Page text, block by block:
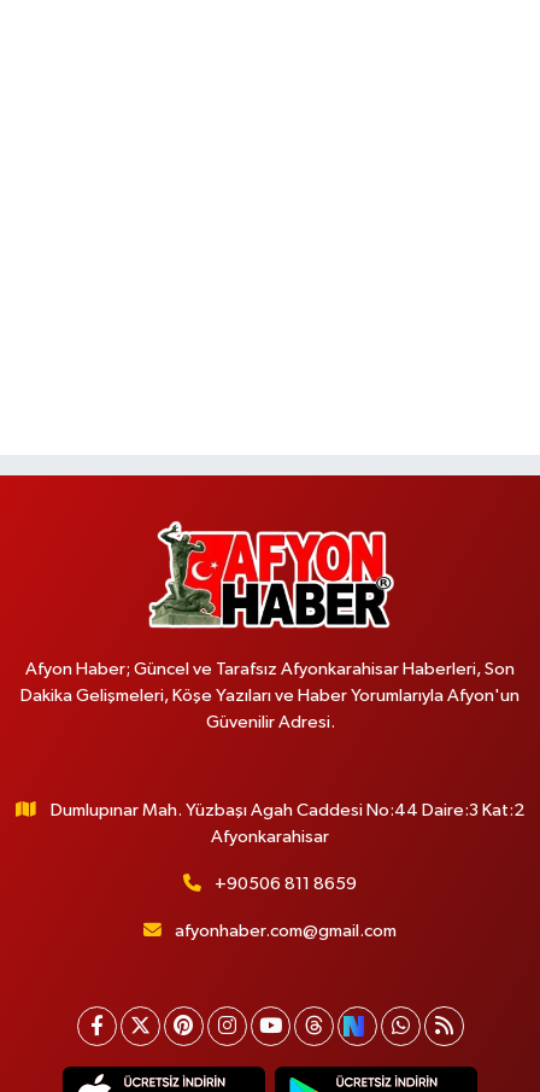
Afyon Haber; Güncel ve Tarafsız Afyonkarahisar Haberleri, Son
Dakika Gelişmeleri, Köşe Yazıları ve Haber Yorumlarıyla Afyon'un
Güvenilir Adresi.
Dumlupınar Mah. Yüzbaşı Agah Caddesi No:44 Daire:3 Kat:2
Afyonkarahisar
+90506 811 8659
afyonhaber.com@gmail.com